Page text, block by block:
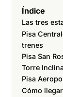
Índice
Las tres
Pisa
trenes
Pisa San
Torre
Pisa
Cómo